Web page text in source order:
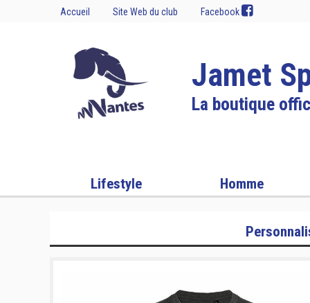
Accueil Site Web du club Facebook
Jamet
La boutique
Lifestyle Homme